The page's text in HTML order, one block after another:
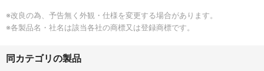
※改良の為、予告無く外観・仕様を変更する場合があります。
※各製品名・社名は該当各社の商標又は登録商標です。
同カテゴリの製品